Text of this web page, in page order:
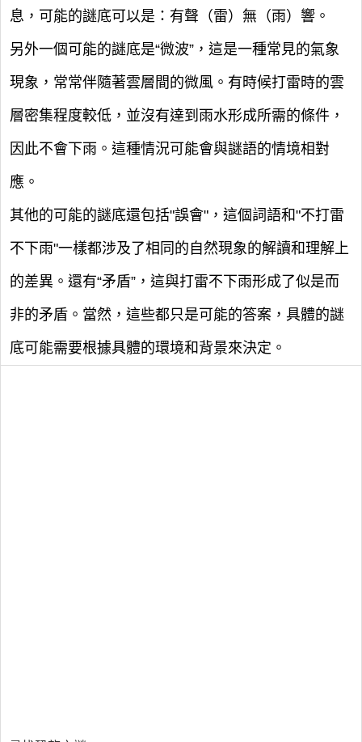
息，可能的謎底可以是：有聲（雷）無（雨）響。
另外一個可能的謎底是“微波”，這是一種常見的氣象
現象，常常伴隨著雲層間的微風。有時候打雷時的雲
層密集程度較低，並沒有達到雨水形成所需的條件，
因此不會下雨。這種情況可能會與謎語的情境相對
應。
其他的可能的謎底還包括"誤會"，這個詞語和"不打雷
不下雨"一樣都涉及了相同的自然現象的解讀和理解上
的差異。還有“矛盾”，這與打雷不下雨形成了似是而
非的矛盾。當然，這些都只是可能的答案，具體的謎
底可能需要根據具體的環境和背景來決定。